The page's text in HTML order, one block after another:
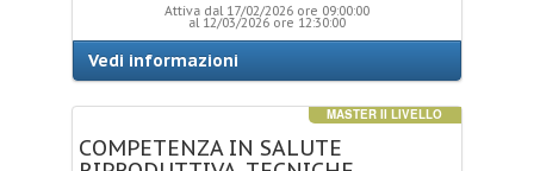
Attiva dal 17/02/2026 ore 09:00:00
al 12/03/2026 ore 12:30:00
Vedi informazioni
MASTER II LIVELLO
COMPETENZA IN SALUTE